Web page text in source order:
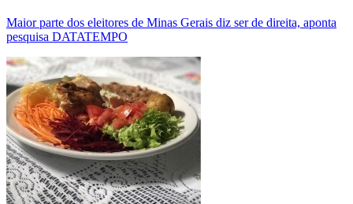
Maior parte dos eleitores de Minas Gerais diz ser de direita, aponta
pesquisa DATATEMPO